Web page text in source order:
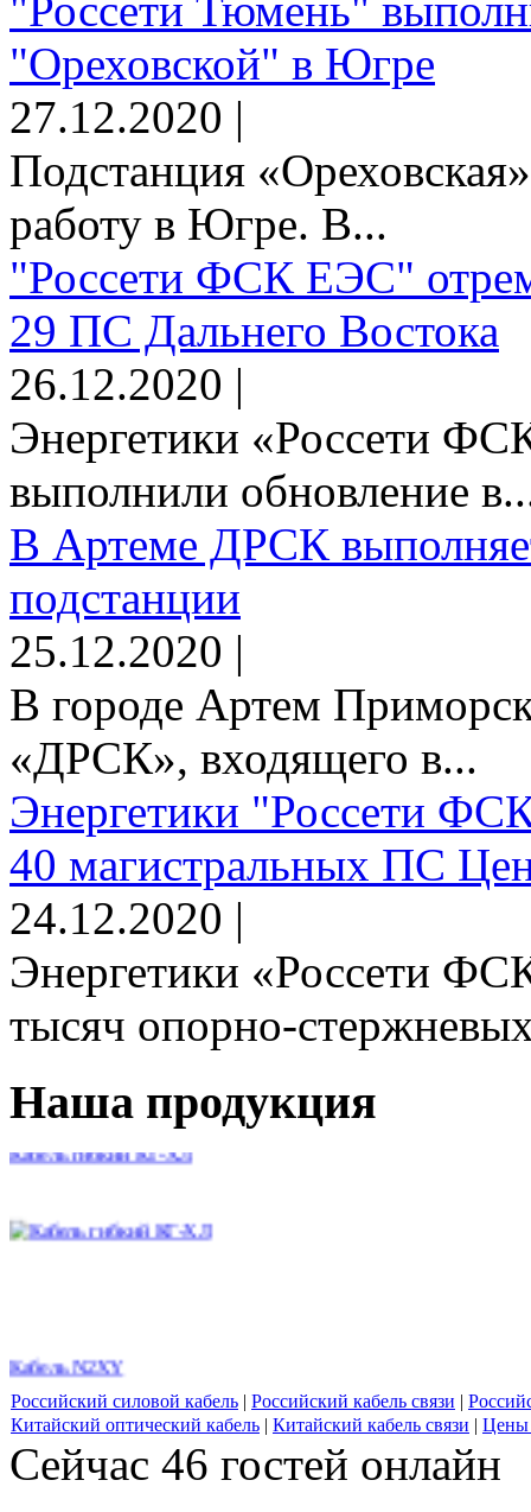
"Россети Тюмень"
"Ореховской" в Югре
27.12.2020 |
Подстанция
работу в Югре. В...
"Россети ФСК ЕЭС"
29 ПС Дальнего Востока
26.12.2020 |
Энергетики «Россети
выполнили обновление
В Артеме ДРСК
подстанции
25.12.2020 |
В городе Артем
«ДРСК», входящего в...
Энергетики "Россети
40 магистральных ПС
24.12.2020 |
Энергетики «Россети
тысяч опорно-
Наша продукция
Кабель гибкий КГ-ХЛ
Российский силовой кабель | Российский кабель связи |
Китайский оптический кабель | Китайский кабель связи | Цены
Сейчас 46 гостей онлайн